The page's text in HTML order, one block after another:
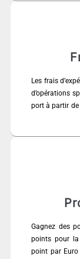
Les frais
d’opérations
port à partir
Gagnez des
points pour
point par